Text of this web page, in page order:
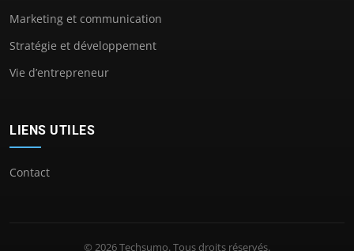
Marketing et communication
Stratégie et développement
Vie d’entrepreneur
LIENS UTILES
Contact
© 2026 Techsumo. Tous droits réservés.